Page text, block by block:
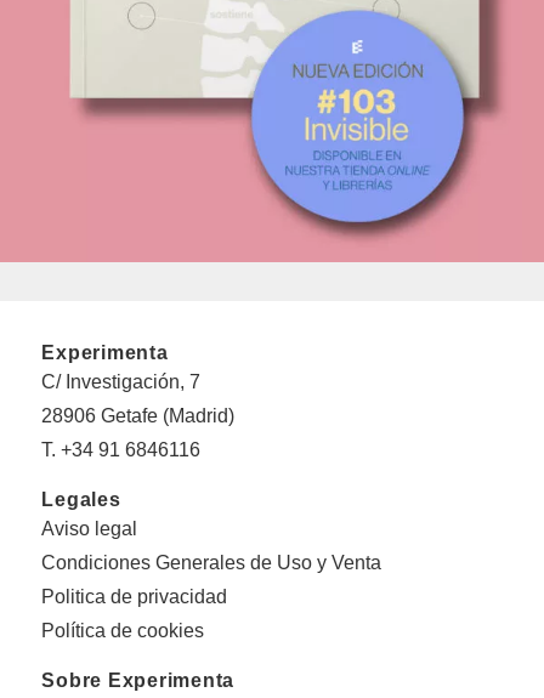
Experimenta
C/ Investigación, 7
28906 Getafe (Madrid)
T. +34 91 6846116
Legales
Aviso legal
Condiciones Generales de Uso y Venta
Politica de privacidad
Política de cookies
Sobre Experimenta